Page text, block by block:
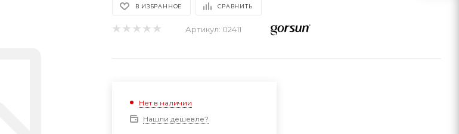
В ИЗБРАННОЕ СРАВНИТЬ
Артикул: 02411
Нет в наличии
Нашли дешевле?